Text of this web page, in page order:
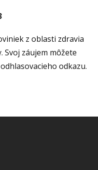
z oblasti zdravia
Svoj záujem môžete
odkazu.